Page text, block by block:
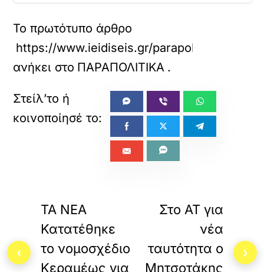
Το πρωτότυπο άρθρο
https://www.ieidiseis.gr/parapolitika/
ανήκει στο ΠΑΡΑΠΟΛΙΤΙΚΑ .
ΤΑ ΝΕΑ
Κατατέθηκε
το νομοσχέδιο
Κεραμέως για
Στο ΑΤ για
νέα
ταυτότητα ο
Μητσοτάκης
‹ ›